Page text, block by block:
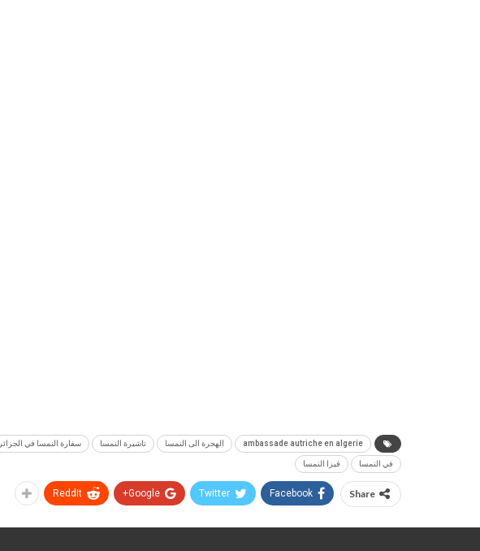
ambassade autriche en algerie الهجرة الى النمسا تاشيرة النمسا سفارة النمسا في الجزائر
في النمسا فيزا النمسا
Share
Facebook
Twitter
Google+
ReddIt